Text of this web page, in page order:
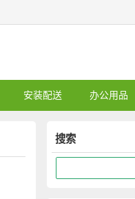
安装配送 办公用品
搜索